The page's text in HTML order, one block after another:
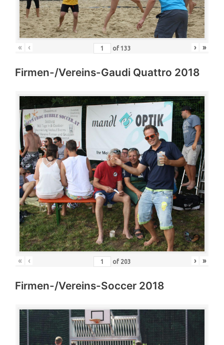
« ‹ of 133 › »
Firmen-/Vereins-Gaudi Quattro 2018
« ‹ of 203 › »
Firmen-/Vereins-Soccer 2018